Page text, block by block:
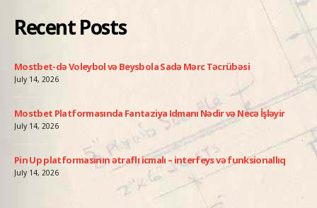
Recent Posts
Mostbet-də Voleybol və Beysbola Sadə Mərc Təcrübəsi
July 14, 2026
Mostbet Platformasında Fantaziya Idmanı Nədir və Necə İşləyir
July 14, 2026
Pin Up platformasının ətraflı icmalı – interfeys və funksionallıq
July 14, 2026